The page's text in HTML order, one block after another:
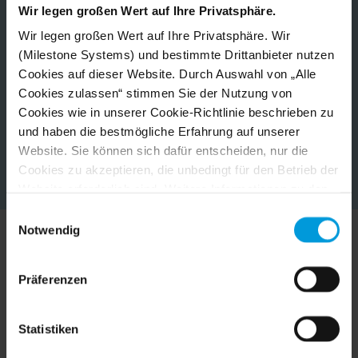
Wir legen großen Wert auf Ihre Privatsphäre.
Wir legen großen Wert auf Ihre Privatsphäre. Wir
(Milestone Systems) und bestimmte Drittanbieter nutzen
Cookies auf dieser Website. Durch Auswahl von „Alle
Cookies zulassen“ stimmen Sie der Nutzung von
Cookies wie in unserer Cookie-Richtlinie beschrieben zu
und haben die bestmögliche Erfahrung auf unserer
Website. Sie können sich dafür entscheiden, nur die
Cookies zu akzeptieren, die unbedingt für den Betrieb der
Sie, wenn Sie auf „Details anzeigen“ klicken.
. Für Google-
Cookies können Sie unter folgender Adresse auch ein
Analytics installieren:
https://tools.google.com/dlpage/gaoptout?hl=en-GB.
Notwendig
Präferenzen
Statistiken
Milestone in Aktion erleben
Erfahren Sie, wie diese verschiedenen Kunden ihre
Videotechnologielösungen mit Milestone zentralisieren